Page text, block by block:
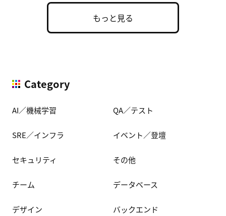
もっと見る
Category
AI／機械学習 QA／テスト
SRE／インフラ イベント／登壇
セキュリティ その他
チーム データベース
デザイン バックエンド